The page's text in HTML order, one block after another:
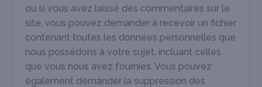
ou si vous avez laissé des commentaires sur le
site, vous pouvez demander à recevoir un fichier
contenant toutes les données personnelles que
nous possédons à votre sujet, incluant celles
que vous nous avez fournies. Vous pouvez
également demander la suppression des